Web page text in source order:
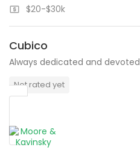
$20-$30k
Cubico
Always dedicated and devoted
Not rated yet